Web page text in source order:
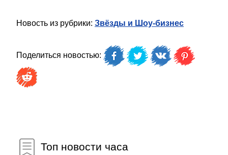
Новость из рубрики: Звёзды и Шоу-бизнес
Поделиться новостью:
Топ новости часа